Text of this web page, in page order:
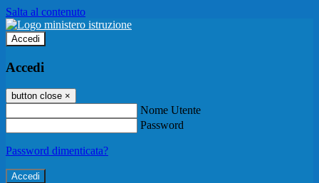
Salta al contenuto
Accedi
Accedi
button close ×
Nome Utente
Password
Password dimenticata?